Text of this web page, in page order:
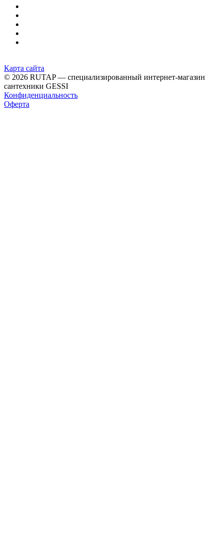
Карта сайта
© 2026 RUTAP — специализированный интернет-магазин
сантехники GESSI
Конфиденциальность
Оферта